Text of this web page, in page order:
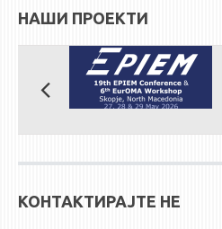
НАШИ ПРОЕКТИ
КОНТАКТИРАЈТЕ НЕ